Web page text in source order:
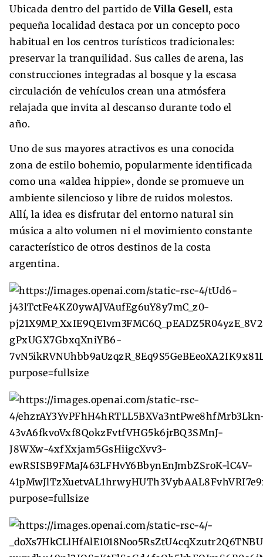
Ubicada dentro del partido deVilla Gesell, esta
pequeña localidad destaca por un concepto poco
habitual en los centros turísticos tradicionales:
preservar la tranquilidad. Sus calles de arena, las
construcciones integradas al bosque y la escasa
circulación de vehículos crean una atmósfera
relajada que invita al descanso durante todo el
año.
Uno de sus mayores atractivos es una conocida
zona de estilo bohemio, popularmente identificada
como una «aldea hippie», donde se promueve un
ambiente silencioso y libre de ruidos molestos.
Allí, la idea es disfrutar del entorno natural sin
música a alto volumen ni el movimiento constante
característico de otros destinos de la costa
argentina.